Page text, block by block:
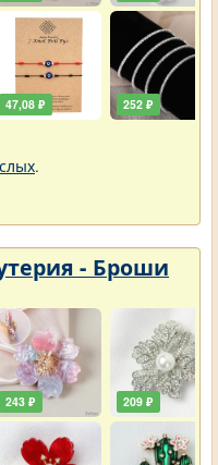
47,08 ₽ 252 ₽
.
- Броши
243 ₽ 209 ₽